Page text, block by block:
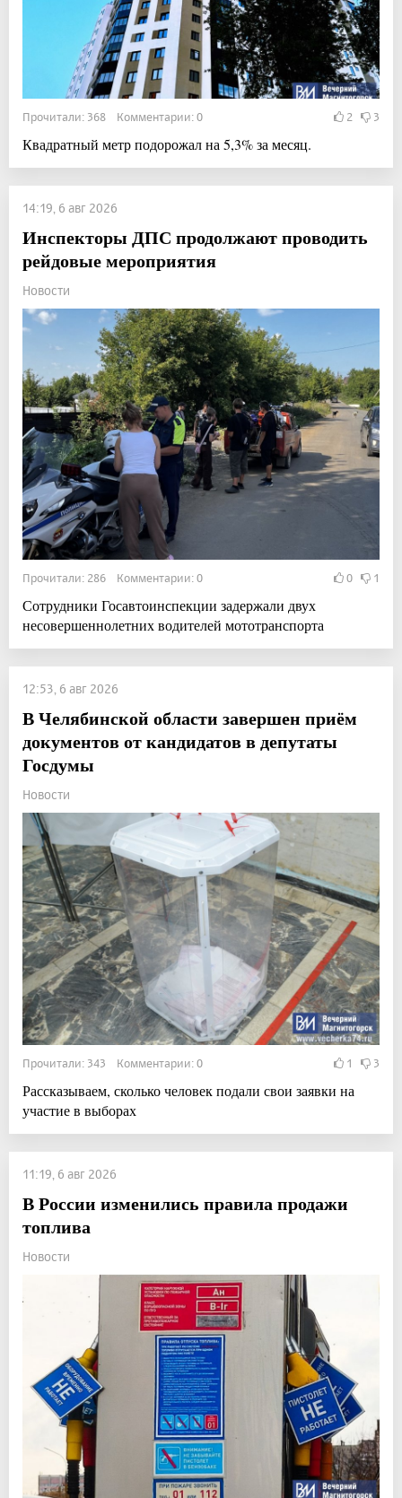
Прочитали: 368 Комментарии: 0 2 3
Квадратный метр подорожал на 5,3% за месяц.
14:19, 6 авг 2026
Инспекторы ДПС продолжают проводить
рейдовые мероприятия
Новости
Прочитали: 286 Комментарии: 0 0 1
Сотрудники Госавтоинспекции задержали двух
несовершеннолетних водителей мототранспорта
12:53, 6 авг 2026
В Челябинской области завершен приём
документов от кандидатов в депутаты
Госдумы
Новости
Прочитали: 343 Комментарии: 0 1 3
Рассказываем, сколько человек подали свои заявки на
участие в выборах
11:19, 6 авг 2026
В России изменились правила продажи
топлива
Новости